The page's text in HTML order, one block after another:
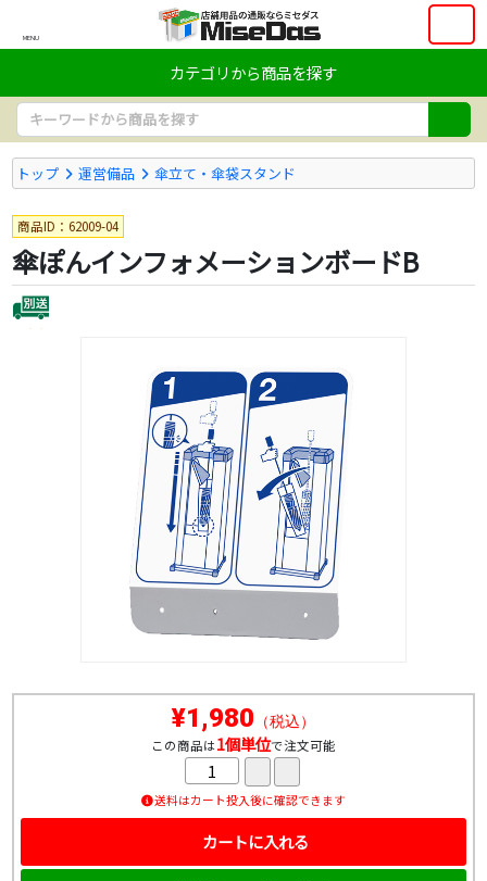
MENU
カテゴリから商品を探す
トップ 運営備品 傘立て・傘袋スタンド
商品ID：62009-04
傘ぽんインフォメーションボードB
¥1,980 （税込）
この商品は1個単位で注文可能
送料はカート投入後に確認できます
カートに入れる